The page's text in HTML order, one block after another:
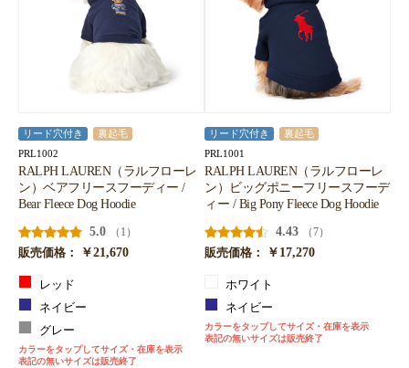
リード穴付き 裏起毛
PRL1002
RALPH LAUREN（ラルフローレ
ン）ベアフリースフーディー /
Bear Fleece Dog Hoodie
5.0
（1）
販売価格：
￥21,670
レッド
ネイビー
グレー
カラーをタップしてサイズ・在庫を表示
表記の無いサイズは販売終了
リード穴付き 裏起毛
PRL1001
RALPH LAUREN（ラルフローレ
ン）ビッグポニーフリースフーデ
ィー / Big Pony Fleece Dog Hoodie
4.43
（7）
販売価格：
￥17,270
ホワイト
ネイビー
カラーをタップしてサイズ・在庫を表示
表記の無いサイズは販売終了